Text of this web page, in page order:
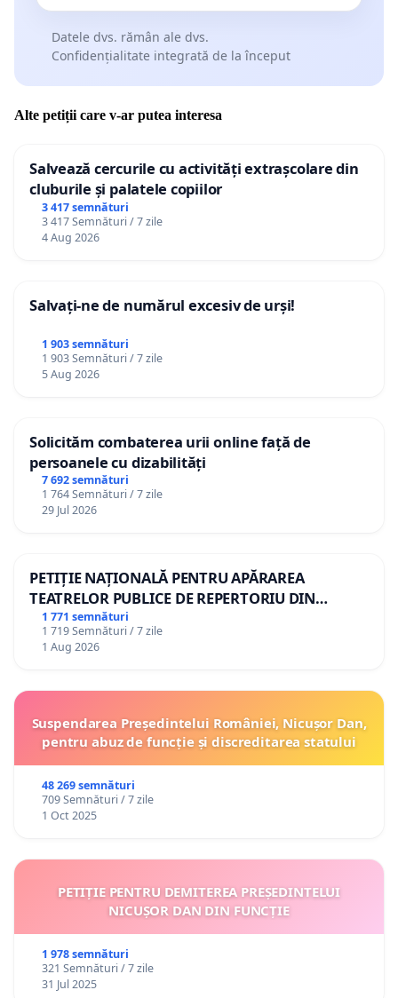
Datele dvs. rămân ale dvs.
Confidențialitate integrată de la început
Alte petiții care v-ar putea interesa
Salvează cercurile cu activități extrașcolare din
cluburile și palatele copiilor
3 417 semnături
3 417 Semnături / 7 zile
4 Aug 2026
Salvați-ne de numărul excesiv de urși!
1 903 semnături
1 903 Semnături / 7 zile
5 Aug 2026
Solicităm combaterea urii online față de
persoanele cu dizabilități
7 692 semnături
1 764 Semnături / 7 zile
29 Jul 2026
PETIȚIE NAȚIONALĂ PENTRU APĂRAREA
TEATRELOR PUBLICE DE REPERTORIU DIN
ROMÂNIA
1 771 semnături
1 719 Semnături / 7 zile
1 Aug 2026
Suspendarea Președintelui României, Nicușor Dan,
pentru abuz de funcție și discreditarea statului
48 269 semnături
709 Semnături / 7 zile
1 Oct 2025
PETIȚIE PENTRU DEMITEREA PREȘEDINTELUI
NICUȘOR DAN DIN FUNCȚIE
1 978 semnături
321 Semnături / 7 zile
31 Jul 2025